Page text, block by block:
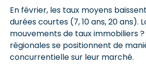
En février, les taux moyens
durées courtes (7, 10 ans, 20 ans).
mouvements de taux immobiliers ?
régionales se positionnent de
concurrentielle sur leur marché.